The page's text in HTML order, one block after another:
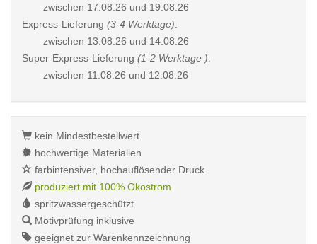
zwischen 17.08.26 und 19.08.26
Express-Lieferung (3-4 Werktage):
zwischen 13.08.26 und 14.08.26
Super-Express-Lieferung (1-2 Werktage ):
zwischen 11.08.26 und 12.08.26
kein Mindestbestellwert
hochwertige Materialien
farbintensiver, hochauflösender Druck
produziert mit 100% Ökostrom
spritzwassergeschützt
Motivprüfung inklusive
geeignet zur Warenkennzeichnung